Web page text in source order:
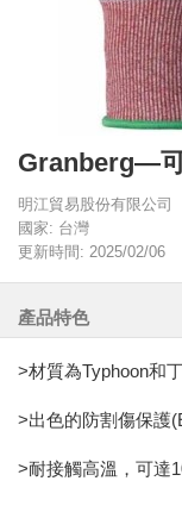
Granberg—
明江貿易股份有限公司
國家: 台灣
更新時間: 2025/02/06
產品特色
>材質為Typhoon和
>出色的防割傷保護
>耐接觸高溫，可達